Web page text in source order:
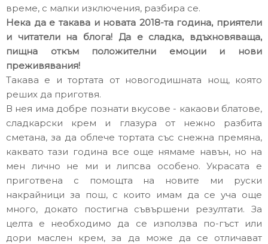
време, с малки изключения, разбира се.
Нека да е такава и новата 2018-та година, приятели
и читатели на блога! Да е сладка, вдъхновяваща,
пищна откъм положителни емоции и нови
преживявания!
Такава е и тортата от новогодишната нощ, която
реших да приготвя.
В нея има добре познати вкусове - какаови блатове,
сладкарски крем и глазура от нежно разбита
сметана, за да облече тортата със снежна премяна,
каквато тази година все още нямаме навън, но на
мен лично не ми и липсва особено. Украсата е
приготвена с помощта на новите ми руски
накрайници за пош, с които имам да се уча още
много, докато постигна съвършени резултати. За
целта е необходимо да се използва по-гъст или
дори маслен крем, за да може да се отличават